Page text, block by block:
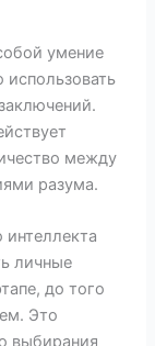
умение
использовать
между
разума.
личные
до того
Это
выбирания